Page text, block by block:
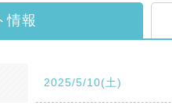
情報
2025/5/10(土)